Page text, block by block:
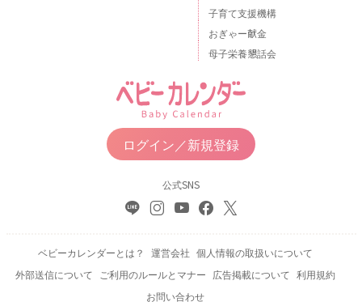
子育て支援機構
おぎゃー献金
母子栄養懇話会
ログイン／新規登録
公式SNS
ベビーカレンダーとは？ 運営会社 個人情報の取扱いについて
外部送信について
ご利用のルールとマナー 広告掲載について 利用規約
お問い合わせ